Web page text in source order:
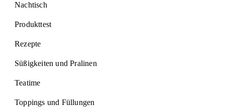
Nachtisch
Produkttest
Rezepte
Süßigkeiten und Pralinen
Teatime
Toppings und Füllungen